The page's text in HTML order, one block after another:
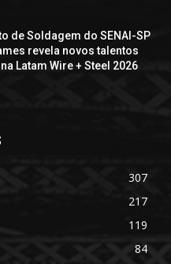
de Soldagem do SENAI-SP
revela novos talentos
Latam Wire + Steel 2026
307
217
119
84